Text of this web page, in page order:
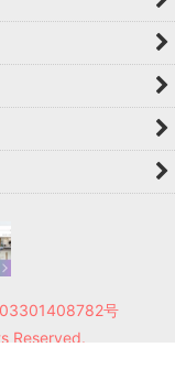
号
Reserved.